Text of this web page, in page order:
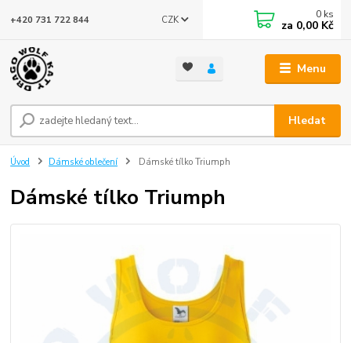
Menu
CZK
Hledat
+420 731 722 844 0 ks
za 0,00 Kč
Úvod Dámské oblečení Dámské tílko Triumph
Dámské tílko Triumph